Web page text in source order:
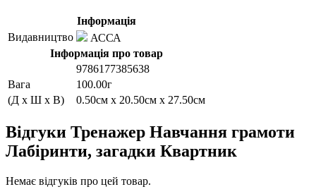
Інформація
Видавництво
АССА
Інформація про товар
9786177385638
Вага
100.00г
(Д x Ш x В)
0.50см x 20.50см x 27.50см
Відгуки Тренажер Навчання грамоти
Лабіринти, загадки Квартник
Немає відгуків про цей товар.